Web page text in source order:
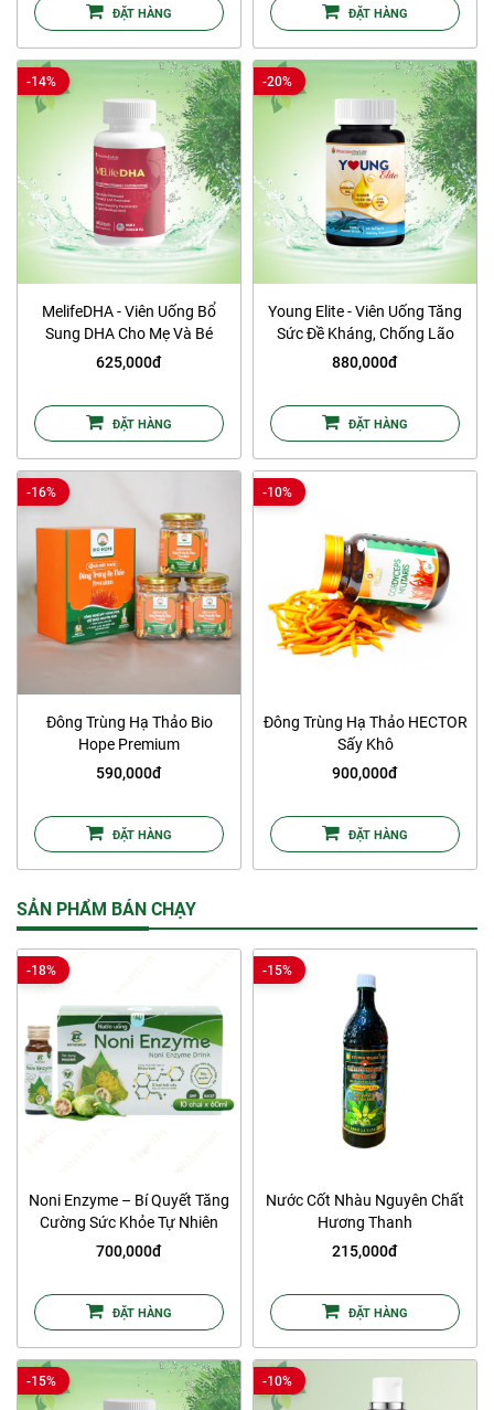
ĐẶT HÀNG ĐẶT HÀNG
-14%
MelifeDHA - Viên Uống Bổ
Sung DHA Cho Mẹ Và Bé
625,000đ
ĐẶT HÀNG
-20%
Young Elite - Viên Uống Tăng
Sức Đề Kháng, Chống Lão
Hóa
880,000đ
ĐẶT HÀNG
-16%
Đông Trùng Hạ Thảo Bio
Hope Premium
590,000đ
ĐẶT HÀNG
-10%
Đông Trùng Hạ Thảo HECTOR
Sấy Khô
900,000đ
ĐẶT HÀNG
SẢN PHẨM BÁN CHẠY
-18%
Noni Enzyme – Bí Quyết Tăng
Cường Sức Khỏe Tự Nhiên
Toàn Diện
700,000đ
ĐẶT HÀNG
-15%
Nước Cốt Nhàu Nguyên Chất
Hương Thanh
215,000đ
ĐẶT HÀNG
-15% -10%